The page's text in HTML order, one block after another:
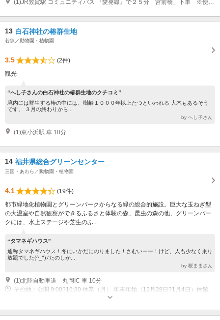
13 白石神社の椿群生地
若狭／動物園・植物園
3.5
(2件)
観光
“へし子さんの白石神社の椿群生地のクチコミ”
境内には群生する椿の中には、樹齢１０００年以上たつといわれる 大木もあるそう
です。 ３月の終わりから...
by へし子さん
(1)東小浜駅 車 10分
14 福井県総合グリーンセンター
三国・あわら／動物園・植物園
4.1
(19件)
都市緑地化植物園とグリーンパークからなる緑の総合的施設。巨大な玉ねぎ型
の大温室や自然観察ができるふるさと体験の森、昆虫の森の他、グリーンパー
クには、水上ステージや芝生のふ...
“タマネギハウス”
通称タマネギハウス！冬にいかだにのりました！さむいーー！けど、人も少なく乗り
放題でした(^_^)ﾉたのしか...
by 桜ままさん
(1)北陸自動車道 丸岡IC 車 10分
その他：公開 9:00?16:30 休業（月） 年末年始（12月28日?1月4日）休館。
夏休み期間中（7月21日?8月31日）は毎日開館。